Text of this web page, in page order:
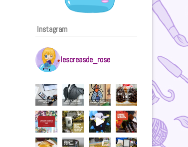
Instagram
lescreasde_rose